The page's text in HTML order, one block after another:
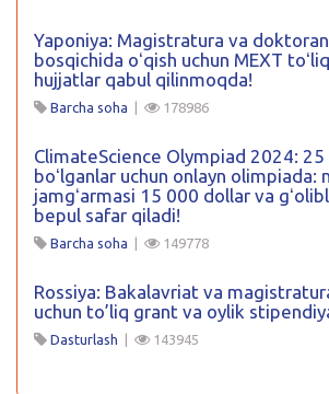
Yaponiya: Magistratura va
bosqichida oʻqish uchun MEXT
hujjatlar qabul qilinmoqda!
Barcha soha | 178986
ClimateScience Olympiad 2024: 25
boʻlganlar uchun onlayn olimpiada:
jamgʻarmasi 15 000 dollar va
bepul safar qiladi!
Barcha soha | 149778
Rossiya: Bakalavriat va
uchun to’liq grant va oylik
Dasturlash | 143945